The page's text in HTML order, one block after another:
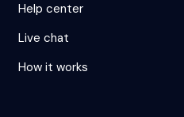
Help center
Live chat
How it works